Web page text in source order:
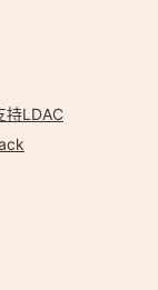
持LDAC